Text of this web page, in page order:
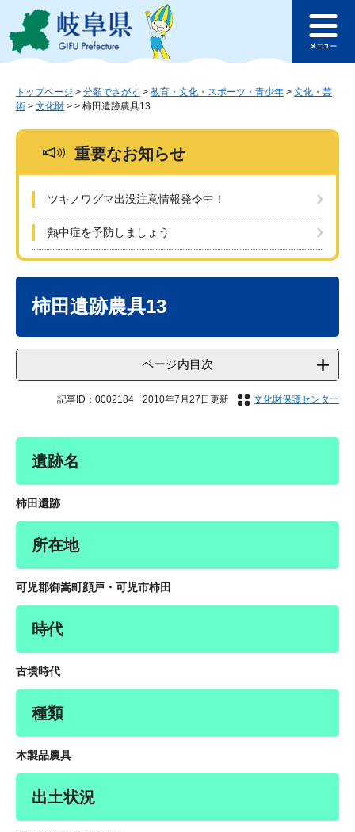
ジ
ュ
このページの本文へ
ュ
トップページ > 分類でさがす > 教育・文化・スポーツ・青少年 > 文化・芸
術 > 文化財 > > 柿田遺跡農具13
重要なお知らせ
ツキノワグマ出没注意情報発令中！
熱中症を予防しましょう
柿田遺跡農具13
ページ内目次
記事ID：0002184 2010年7月27日更新 文化財保護センター
遺跡名
柿田遺跡
所在地
可児郡御嵩町顔戸・可児市柿田
時代
古墳時代
種類
木製品農具
出土状況